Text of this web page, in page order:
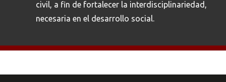
civil, a fin de fortalecer la interdisciplinariedad,
necesaria en el desarrollo social.